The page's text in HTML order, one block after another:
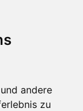
andere
zu